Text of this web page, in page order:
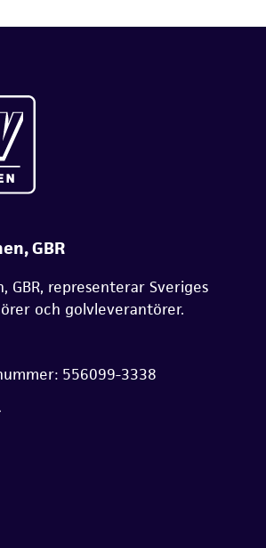
GBR
GBR, representerar Sveriges
och golvleverantörer.
556099-3338